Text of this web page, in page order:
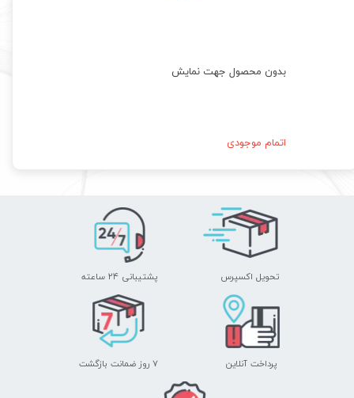
بدون محصول جهت نمایش
اتمام موجودی
تحویل اکسپرس پشتیبانی ۲۴ ساعته
پرداخت آنلاین ۷ روز ضمانت بازگشت